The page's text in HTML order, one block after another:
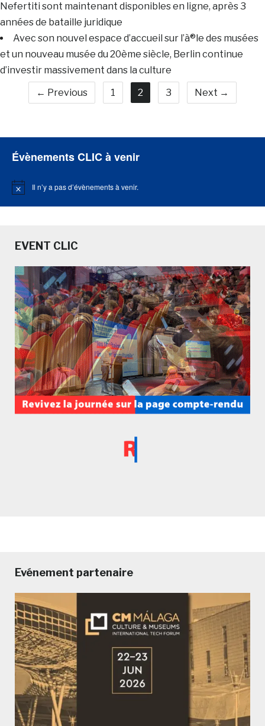
Nefertiti sont maintenant disponibles en ligne, après 3
années de bataille juridique
Avec son nouvel espace d’accueil sur l’à®le des musées
et un nouveau musée du 20ème siècle, Berlin continue
d’investir massivement dans la culture
← Previous
1 2 3 Next →
Évènements CLIC à venir
Notice Il n’y a pas d’évènements à venir.
EVENT CLIC
Evénement partenaire